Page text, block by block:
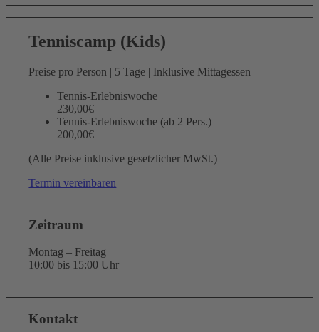
Tenniscamp (Kids)
Preise pro Person | 5 Tage | Inklusive Mittagessen
Tennis-Erlebniswoche
230,00€
Tennis-Erlebniswoche (ab 2 Pers.)
200,00€
(Alle Preise inklusive gesetzlicher MwSt.)
Termin vereinbaren
Zeitraum
Montag – Freitag
10:00 bis 15:00 Uhr
Kontakt